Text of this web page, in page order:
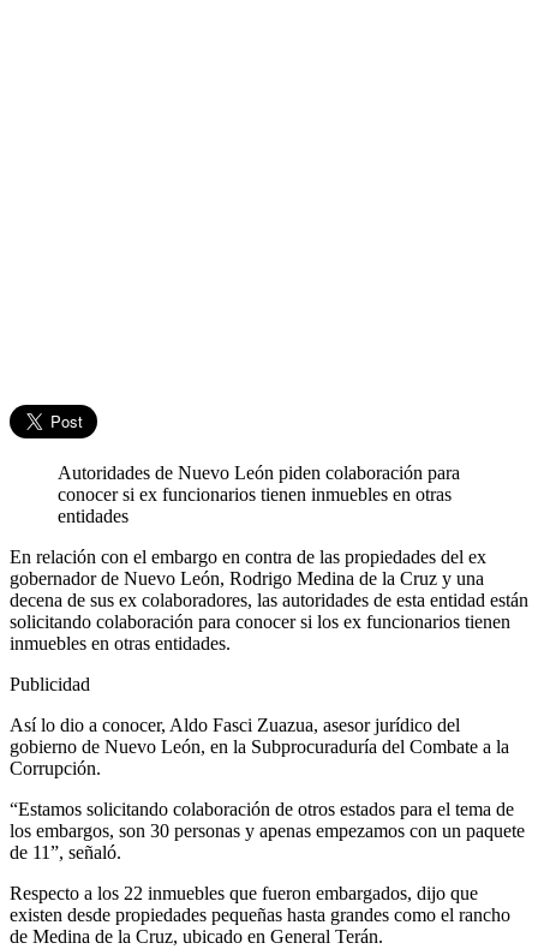
Autoridades de Nuevo León piden colaboración para
conocer si ex funcionarios tienen inmuebles en otras
entidades
En relación con el embargo en contra de las propiedades del ex
gobernador de Nuevo León, Rodrigo Medina de la Cruz y una
decena de sus ex colaboradores, las autoridades de esta entidad están
solicitando colaboración para conocer si los ex funcionarios tienen
inmuebles en otras entidades.
Publicidad
Así lo dio a conocer, Aldo Fasci Zuazua, asesor jurídico del
gobierno de Nuevo León, en la Subprocuraduría del Combate a la
Corrupción.
“Estamos solicitando colaboración de otros estados para el tema de
los embargos, son 30 personas y apenas empezamos con un paquete
de 11”, señaló.
Respecto a los 22 inmuebles que fueron embargados, dijo que
existen desde propiedades pequeñas hasta grandes como el rancho
de Medina de la Cruz, ubicado en General Terán.